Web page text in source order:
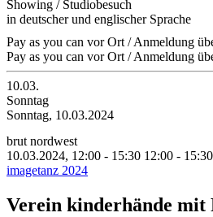
Showing / Studiobesuch
in deutscher und englischer Sprache
Pay as you can vor Ort / Anmeldung
Pay as you can vor Ort / Anmeldung
10.03.
Sonntag
Sonntag, 10.03.2024
brut nordwest
10.03.2024, 12:00 - 15:30 12:00 - 15:30
imagetanz 2024
Verein kinderhände mit